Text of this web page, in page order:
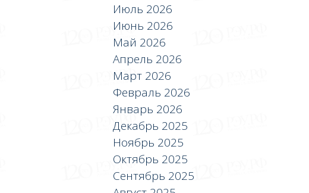
Июль 2026
Июнь 2026
Май 2026
Апрель 2026
Март 2026
Февраль 2026
Январь 2026
Декабрь 2025
Ноябрь 2025
Октябрь 2025
Сентябрь 2025